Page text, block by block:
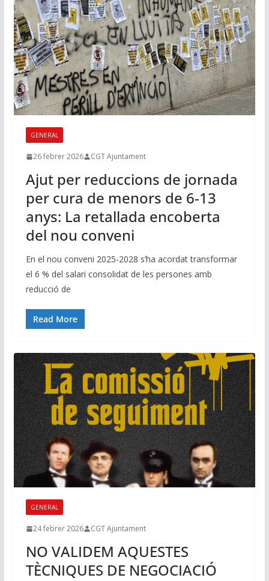
GENERAL
26 febrer 2026 CGT Ajuntament
Ajut per reduccions de jornada
per cura de menors de 6-13
anys: La retallada encoberta
del nou conveni
En el nou conveni 2025-2028 s’ha acordat transformar
el 6 % del salari consolidat de les persones amb
reducció de
Read More
GENERAL
24 febrer 2026 CGT Ajuntament
NO VALIDEM AQUESTES
TÈCNIQUES DE NEGOCIACIÓ